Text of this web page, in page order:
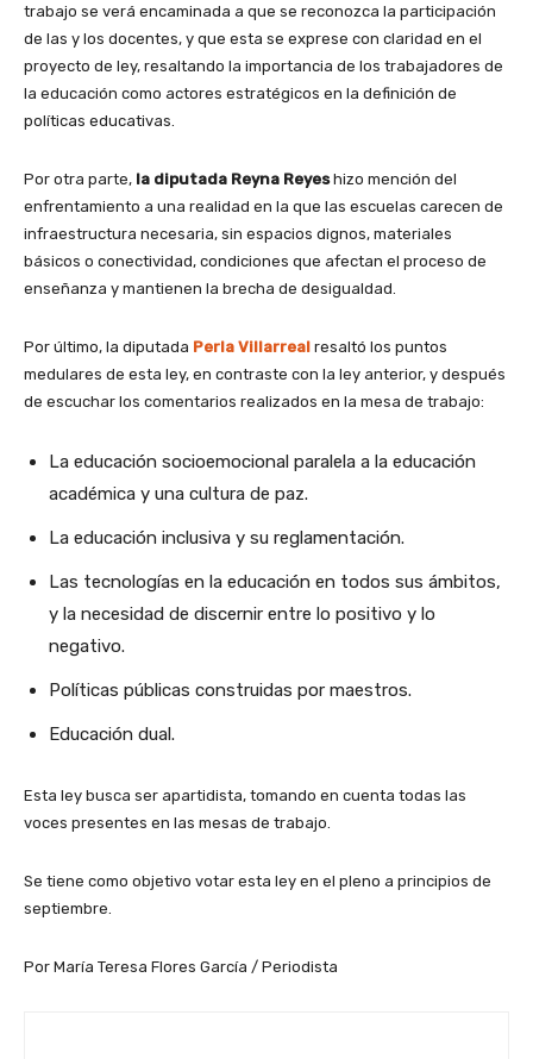
trabajo se verá encaminada a que se reconozca la participación
de las y los docentes, y que esta se exprese con claridad en el
proyecto de ley, resaltando la importancia de los trabajadores de
la educación como actores estratégicos en la definición de
políticas educativas.
Por otra parte, la diputada Reyna Reyeshizo mención del
enfrentamiento a una realidad en la que las escuelas carecen de
infraestructura necesaria, sin espacios dignos, materiales
básicos o conectividad, condiciones que afectan el proceso de
enseñanza y mantienen la brecha de desigualdad.
Por último, la diputada Perla Villarreal resaltó los puntos
medulares de esta ley, en contraste con la ley anterior, y después
de escuchar los comentarios realizados en la mesa de trabajo:
La educación socioemocional paralela a la educación
académica y una cultura de paz.
La educación inclusiva y su reglamentación.
Las tecnologías en la educación en todos sus ámbitos,
y la necesidad de discernir entre lo positivo y lo
negativo.
Políticas públicas construidas por maestros.
Educación dual.
Esta ley busca ser apartidista, tomando en cuenta todas las
voces presentes en las mesas de trabajo.
Se tiene como objetivo votar esta ley en el pleno a principios de
septiembre.
Por María Teresa Flores García / Periodista